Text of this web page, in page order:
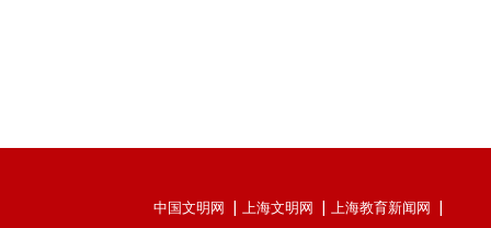
中国文明网 上海文明网 上海教育新闻网